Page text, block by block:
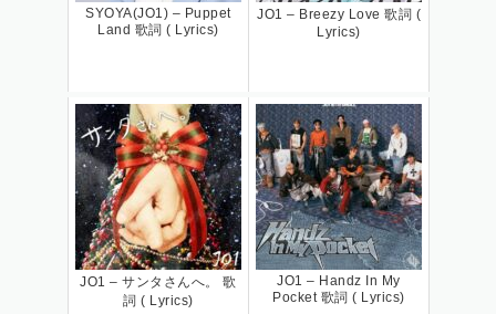
SYOYA(JO1) – Puppet
Land 歌詞 ( Lyrics)
JO1 – Breezy Love 歌詞 (
Lyrics)
JO1 – サンタさんへ。 歌
詞 ( Lyrics)
JO1 – Handz In My
Pocket 歌詞 ( Lyrics)